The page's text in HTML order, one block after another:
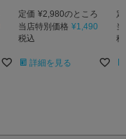
定価 ¥2,980のところ
当店特別価格 ¥1,490
税込
詳細を見る
税